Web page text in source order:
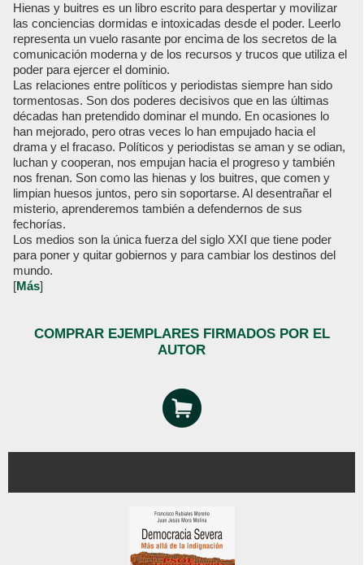
Hienas y buitres es un libro escrito para despertar y movilizar
las conciencias dormidas e intoxicadas desde el poder. Leerlo
representa un vuelo rasante por encima de los secretos de la
comunicación moderna y de los recursos y trucos que utiliza el
poder para ejercer el dominio.
Las relaciones entre políticos y periodistas siempre han sido
tormentosas. Son dos poderes decisivos que en las últimas
décadas han pretendido dominar el mundo. En ocasiones lo
han mejorado, pero otras veces lo han empujado hacia el
drama y el fracaso. Políticos y periodistas se aman y se odian,
luchan y cooperan, nos empujan hacia el progreso y también
nos frenan. Son como las hienas y los buitres, que comen y
limpian huesos juntos, pero sin soportarse. Al desentrañar el
misterio, aprenderemos también a defendernos de sus
fechorías.
Los medios son la única fuerza del siglo XXI que tiene poder
para poner y quitar gobiernos y para cambiar los destinos del
mundo.
[Más]
COMPRAR EJEMPLARES FIRMADOS POR EL
AUTOR